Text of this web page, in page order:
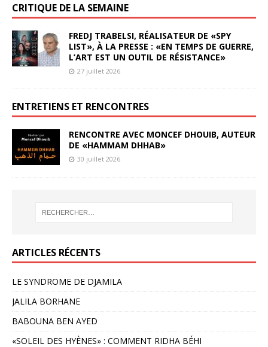
CRITIQUE DE LA SEMAINE
FREDJ TRABELSI, RÉALISATEUR DE «SPY
LIST», À LA PRESSE : «EN TEMPS DE GUERRE,
L’ART EST UN OUTIL DE RÉSISTANCE»
27 juillet 2026
ENTRETIENS ET RENCONTRES
RENCONTRE AVEC MONCEF DHOUIB, AUTEUR
DE «HAMMAM DHHAB»
30 juillet 2026
ARTICLES RÉCENTS
LE SYNDROME DE DJAMILA
JALILA BORHANE
BABOUNA BEN AYED
«SOLEIL DES HYÈNES» : COMMENT RIDHA BÉHI